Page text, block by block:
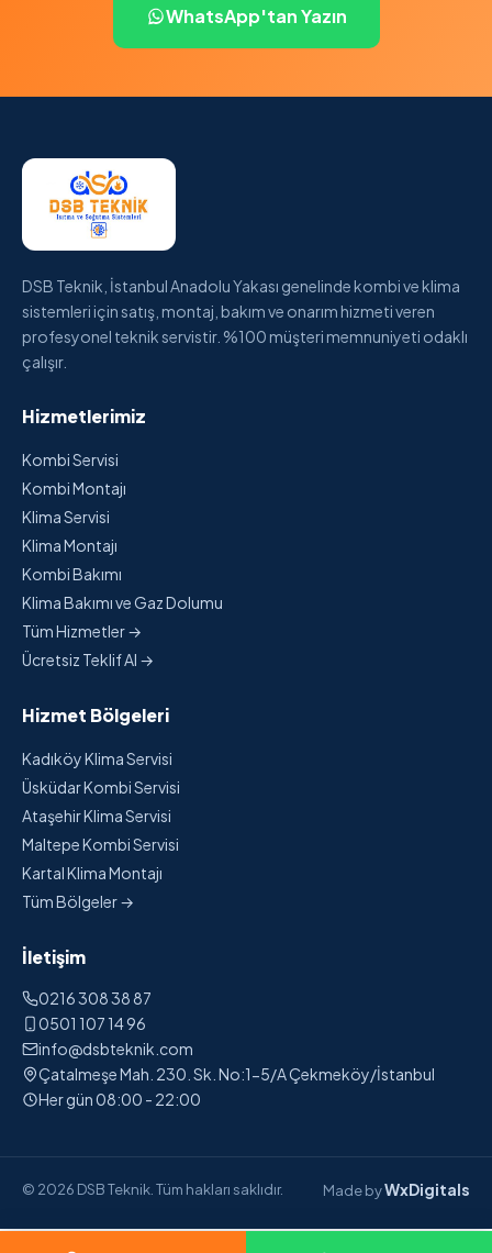
WhatsApp'tan Yazın
DSB Teknik, İstanbul Anadolu Yakası genelinde kombi ve klima
sistemleri için satış, montaj, bakım ve onarım hizmeti veren
profesyonel teknik servistir. %100 müşteri memnuniyeti odaklı
çalışır.
Hizmetlerimiz
Kombi Servisi
Kombi Montajı
Klima Servisi
Klima Montajı
Kombi Bakımı
Klima Bakımı ve Gaz Dolumu
Tüm Hizmetler →
Ücretsiz Teklif Al →
Hizmet Bölgeleri
Kadıköy Klima Servisi
Üsküdar Kombi Servisi
Ataşehir Klima Servisi
Maltepe Kombi Servisi
Kartal Klima Montajı
Tüm Bölgeler →
İletişim
0216 308 38 87
0501 107 14 96
info@dsbteknik.com
Çatalmeşe Mah. 230. Sk. No:1-5/A Çekmeköy/İstanbul
Her gün 08:00 - 22:00
© 2026 DSB Teknik. Tüm hakları saklıdır. Made byWxDigitals